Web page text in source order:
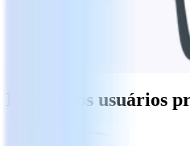
Por que os usuários